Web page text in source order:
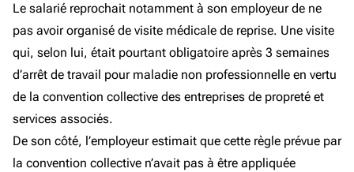
Le salarié reprochait notamment à son employeur de ne
pas avoir organisé de visite médicale de reprise. Une visite
qui, selon lui, était pourtant obligatoire après 3 semaines
d’arrêt de travail pour maladie non professionnelle en vertu
de la convention collective des entreprises de propreté et
services associés.
De son côté, l’employeur estimait que cette règle prévue par
la convention collective n’avait pas à être appliquée